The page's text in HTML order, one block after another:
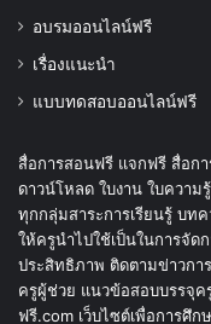
อบรมออนไลน์ฟรี
เรื่องแนะนำ
แบบทดสอบออนไลน์ฟรี
สื่อการสอนฟรี แจกฟรี สื่อก
ดาวน์โหลด ใบงาน ใบควา
ทุกกลุ่มสาระการเรียนรู้ บท
ให้ครูนำไปใช้เป็นในการจัด
ประสิทธิภาพ ติดตามข่าวกา
ครูผู้ช่วย แนวข้อสอบบรรจุ
ฟรี.com เว็บไซต์เพื่อการศึ